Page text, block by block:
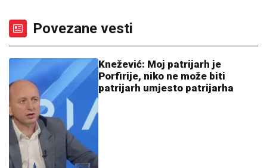
Povezane vesti
Knežević: Moj patrijarh je
Porfirije, niko ne može biti
patrijarh umjesto patrijarha